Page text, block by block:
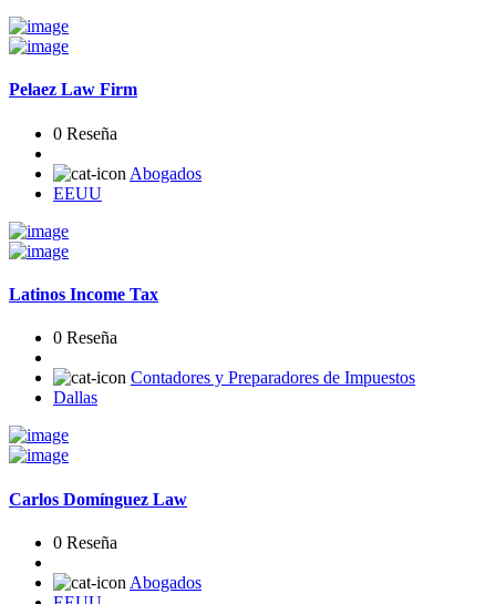
Pelaez Law Firm
0 Reseña
Abogados
EEUU
Latinos Income Tax
0 Reseña
Contadores y Preparadores de Impuestos
Dallas
Carlos Domínguez Law
0 Reseña
Abogados